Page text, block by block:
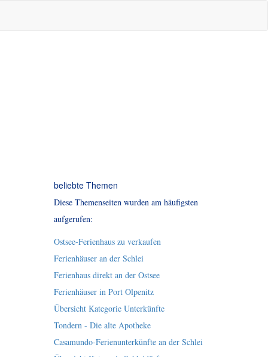
beliebte Themen
Diese Themenseiten wurden am häufigsten
aufgerufen:
Ostsee-Ferienhaus zu verkaufen
Ferienhäuser an der Schlei
Ferienhaus direkt an der Ostsee
Ferienhäuser in Port Olpenitz
Übersicht Kategorie Unterkünfte
Tondern - Die alte Apotheke
Casamundo-Ferienunterkünfte an der Schlei